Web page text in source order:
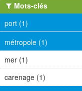
Mots-clés
port (1)
métropole (1)
mer (1)
carenage (1)